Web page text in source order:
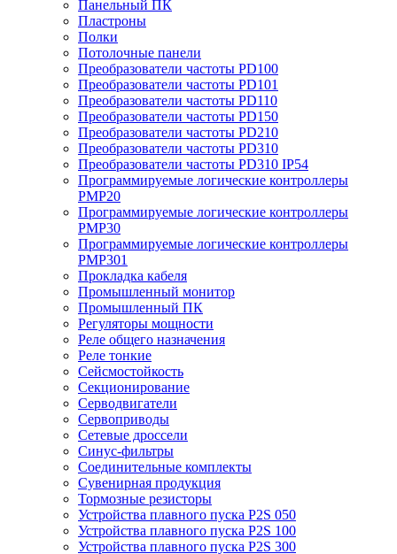
Панельный ПК
Пластроны
Полки
Потолочные панели
Преобразователи частоты PD100
Преобразователи частоты PD101
Преобразователи частоты PD110
Преобразователи частоты PD150
Преобразователи частоты PD210
Преобразователи частоты PD310
Преобразователи частоты PD310 IP54
Программируемые логические контроллеры
PMP20
Программируемые логические контроллеры
PMP30
Программируемые логические контроллеры
PMP301
Прокладка кабеля
Промышленный монитор
Промышленный ПК
Регуляторы мощности
Реле общего назначения
Реле тонкие
Сейсмостойкость
Секционирование
Серводвигатели
Сервоприводы
Сетевые дроссели
Синус-фильтры
Соединительные комплекты
Сувенирная продукция
Тормозные резисторы
Устройства плавного пуска P2S 050
Устройства плавного пуска P2S 100
Устройства плавного пуска P2S 300